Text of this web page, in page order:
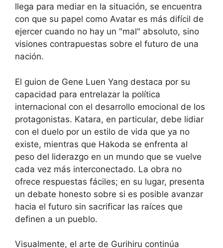
llega para mediar en la situación, se encuentra
con que su papel como Avatar es más difícil de
ejercer cuando no hay un "mal" absoluto, sino
visiones contrapuestas sobre el futuro de una
nación.
El guion de Gene Luen Yang destaca por su
capacidad para entrelazar la política
internacional con el desarrollo emocional de los
protagonistas. Katara, en particular, debe lidiar
con el duelo por un estilo de vida que ya no
existe, mientras que Hakoda se enfrenta al
peso del liderazgo en un mundo que se vuelve
cada vez más interconectado. La obra no
ofrece respuestas fáciles; en su lugar, presenta
un debate honesto sobre si es posible avanzar
hacia el futuro sin sacrificar las raíces que
definen a un pueblo.
Visualmente, el arte de Gurihiru continúa